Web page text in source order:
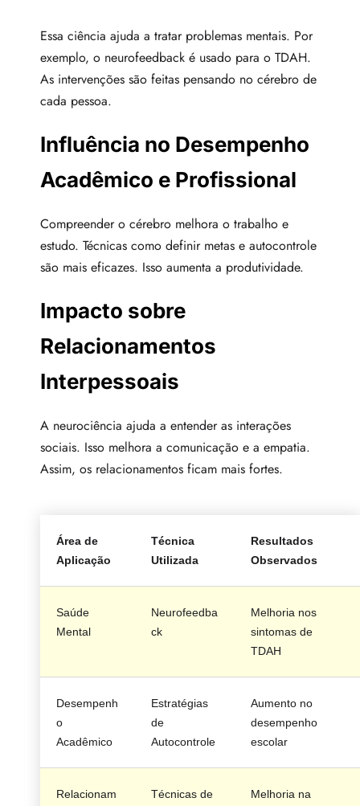
Essa ciência ajuda a tratar problemas mentais. Por
exemplo, o neurofeedback é usado para o TDAH.
As intervenções são feitas pensando no cérebro de
cada pessoa.
Influência no Desempenho
Acadêmico e Profissional
Compreender o cérebro melhora o trabalho e
estudo. Técnicas como definir metas e autocontrole
são mais eficazes. Isso aumenta a produtividade.
Impacto sobre
Relacionamentos
Interpessoais
A neurociência ajuda a entender as interações
sociais. Isso melhora a comunicação e a empatia.
Assim, os relacionamentos ficam mais fortes.
Área de
Aplicação
Técnica
Utilizada
Resultados
Observados
Saúde
Mental
Neurofeedba
ck
Melhoria nos
sintomas de
TDAH
Desempenh
o
Acadêmico
Estratégias
de
Autocontrole
Aumento no
desempenho
escolar
Relacionam
Técnicas de
Melhoria na